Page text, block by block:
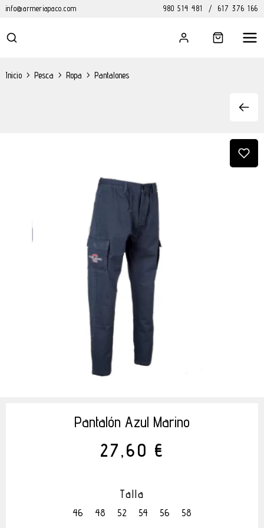
info@armeriapaco.com 980 514 481 / 617 376 166
Inicio > Pesca > Ropa > Pantalones
Pantalón Azul Marino
27,60 €
Talla
46 48 52 54 56 58